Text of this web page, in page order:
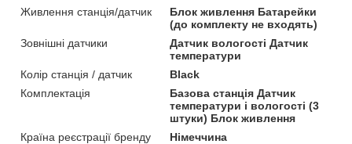
Живлення станція/датчик
Блок живлення Батарейки
(до комплекту не входять)
Зовнішні датчики
Датчик вологості Датчик
температури
Колір станція / датчик
Black
Комплектація
Базова станція Датчик
температури і вологості (3
штуки) Блок живлення
Країна реєстрації бренду
Німеччина